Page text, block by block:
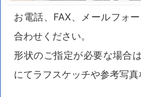
お電話、FAX、メールフォ
合わせください。
形状のご指定が必要な場合
にてラフスケッチや参考写真